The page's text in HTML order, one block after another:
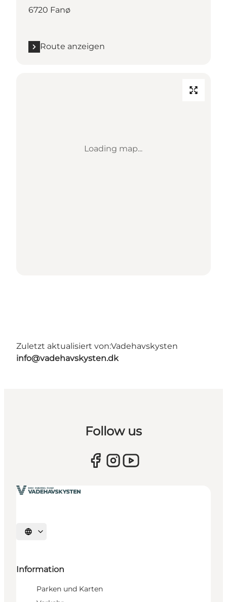
6720 Fanø
Route anzeigen
Loading map...
Zuletzt aktualisiert von:Vadehavskysten
info@vadehavskysten.dk
Follow us
Sprache auswählen
Information
Parken und Karten